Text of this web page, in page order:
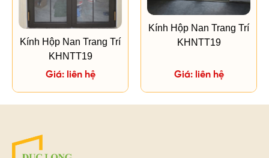
Kính Hộp Nan Trang Trí
KHNTT19
Giá: liên hệ
Kính Hộp Nan Trang Trí
KHNTT19
Giá: liên hệ